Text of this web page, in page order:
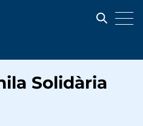
Solidària